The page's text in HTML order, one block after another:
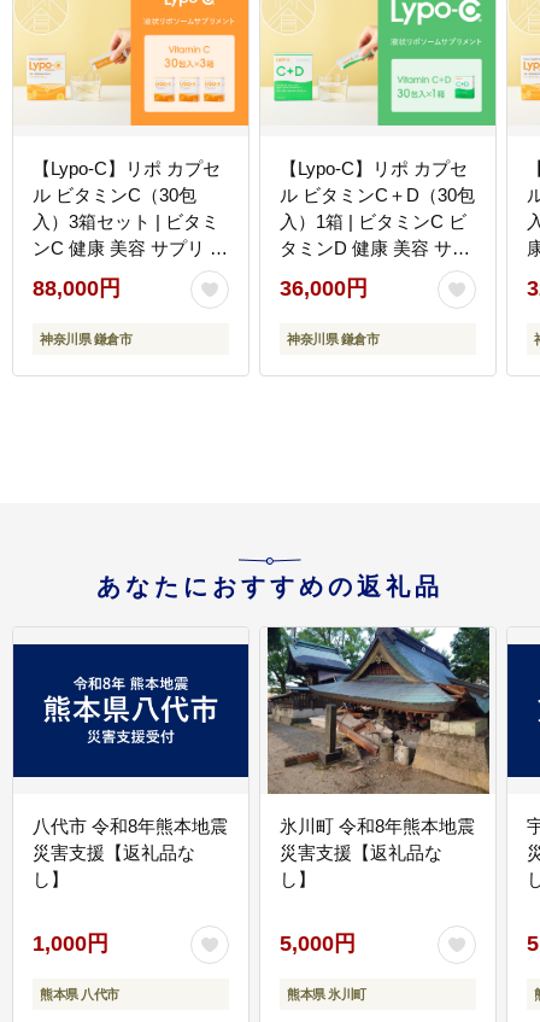
【Lypo-C】リポ カプセ
ル ビタミンC（30包
入）3箱セット | ビタミ
ンC 健康 美容 サプリ サ
プリメント ビタミン 人
気 リポソーム おすすめ
LypoC Lypo-C リポシー
川 鎌倉
88,000円
神奈川県 鎌倉市
【Lypo-C】リポ カプセ
ル ビタミンC＋D（30包
入）1箱 | ビタミンC ビ
タミンD 健康 美容 サプ
リ サプリメント ビタミ
ン 人気 リポソーム おす
すめ LypoC Lypo-C リポ
神奈川 鎌倉
36,000円
神奈川県 鎌倉市
あなたにおすすめの返礼品
八代市 令和8年熊本地震
災害支援【返礼品な
し】
1,000円
熊本県 八代市
氷川町 令和8年熊本地震
災害支援【返礼品な
し】
5,000円
熊本県 氷川町